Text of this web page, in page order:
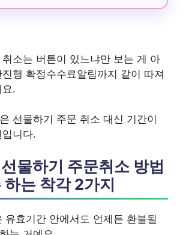
소는 버튼이 있느냐만 보는 게 아
행 확정수수료알림까지 같이 따져
.
선물하기 주문 취소 대신 기간이
니다.
물하기 주문취소 방법
하는 착각 2가지
유효기간 안에서도 언제든 환불될